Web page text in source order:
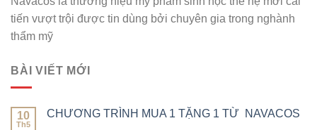
tiến vượt trội được tin dùng bởi chuyên gia trong nghành
thẩm mỹ
BÀI VIẾT MỚI
10
Th5
CHƯƠNG TRÌNH MUA 1 TẶNG 1 TỪ NAVACOS